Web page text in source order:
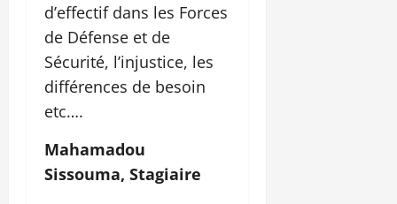
d’effectif dans les Forces
de Défense et de
Sécurité, l’injustice, les
différences de besoin
etc….
Mahamadou
Sissouma, Stagiaire